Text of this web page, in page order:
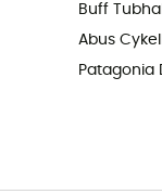
Buff
Abus
Patagonia